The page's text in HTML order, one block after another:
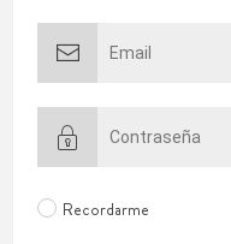
Recordarme